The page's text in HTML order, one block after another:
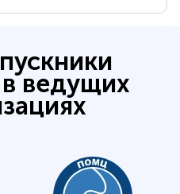
ведущих